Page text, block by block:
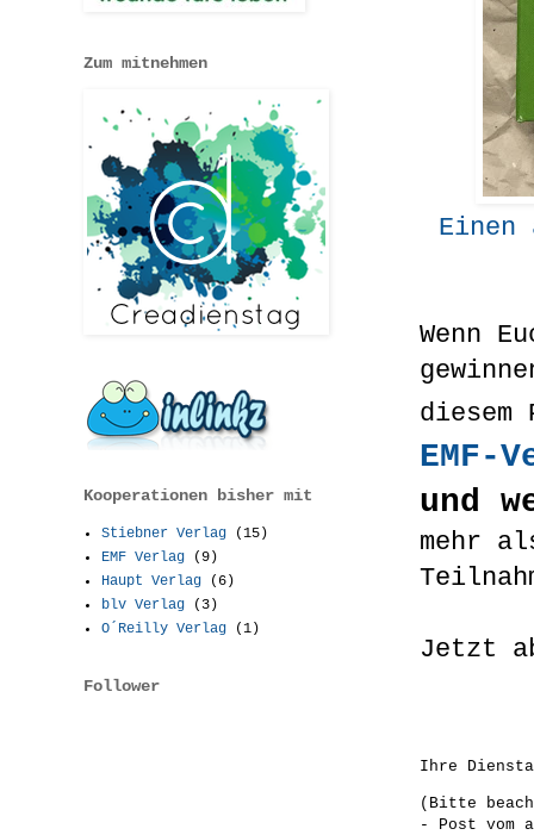
Wenn
EMF-
und
mehr
Jetzt
Ihre
(Bitte
- Post vom
Zum mitnehmen
Kooperationen bisher mit
Stiebner Verlag
(15)
EMF Verlag
(9)
Haupt Verlag
(6)
blv Verlag
(3)
O´Reilly Verlag
(1)
Follower